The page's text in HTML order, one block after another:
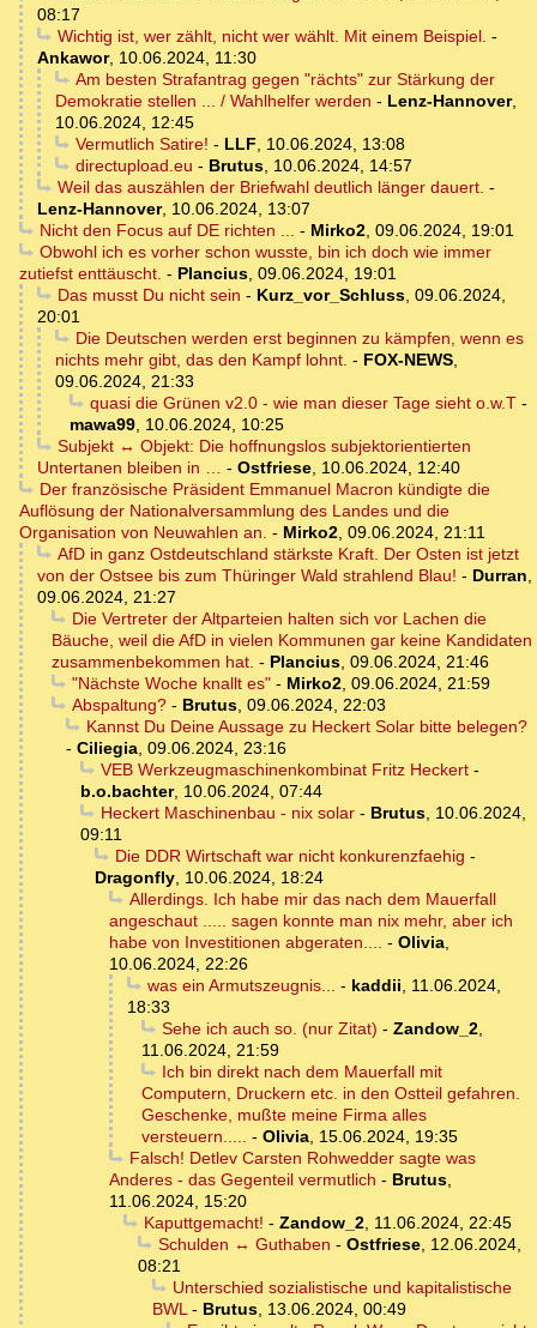
08:17
Wichtig ist, wer zählt, nicht wer wählt. Mit einem Beispiel. -
Ankawor, 10.06.2024, 11:30
Am besten Strafantrag gegen "rächts" zur Stärkung der
Demokratie stellen ... / Wahlhelfer werden - Lenz-Hannover,
10.06.2024, 12:45
Vermutlich Satire! - LLF, 10.06.2024, 13:08
directupload.eu - Brutus, 10.06.2024, 14:57
Weil das auszählen der Briefwahl deutlich länger dauert. -
Lenz-Hannover, 10.06.2024, 13:07
Nicht den Focus auf DE richten ... - Mirko2, 09.06.2024, 19:01
Obwohl ich es vorher schon wusste, bin ich doch wie immer
zutiefst enttäuscht. - Plancius, 09.06.2024, 19:01
Das musst Du nicht sein - Kurz_vor_Schluss, 09.06.2024,
20:01
Die Deutschen werden erst beginnen zu kämpfen, wenn es
nichts mehr gibt, das den Kampf lohnt. - FOX-NEWS,
09.06.2024, 21:33
quasi die Grünen v2.0 - wie man dieser Tage sieht o.w.T-
mawa99, 10.06.2024, 10:25
Subjekt ↔ Objekt: Die hoffnungslos subjektorientierten
Untertanen bleiben in … - Ostfriese, 10.06.2024, 12:40
Der französische Präsident Emmanuel Macron kündigte die
Auflösung der Nationalversammlung des Landes und die
Organisation von Neuwahlen an. - Mirko2, 09.06.2024, 21:11
AfD in ganz Ostdeutschland stärkste Kraft. Der Osten ist jetzt
von der Ostsee bis zum Thüringer Wald strahlend Blau! - Durran,
09.06.2024, 21:27
Die Vertreter der Altparteien halten sich vor Lachen die
Bäuche, weil die AfD in vielen Kommunen gar keine Kandidaten
zusammenbekommen hat. - Plancius, 09.06.2024, 21:46
"Nächste Woche knallt es"- Mirko2, 09.06.2024, 21:59
Abspaltung?- Brutus, 09.06.2024, 22:03
Kannst Du Deine Aussage zu Heckert Solar bitte belegen?
- Ciliegia, 09.06.2024, 23:16
VEB Werkzeugmaschinenkombinat Fritz Heckert-
b.o.bachter, 10.06.2024, 07:44
Heckert Maschinenbau - nix solar- Brutus, 10.06.2024,
09:11
Die DDR Wirtschaft war nicht konkurenzfaehig -
Dragonfly, 10.06.2024, 18:24
Allerdings. Ich habe mir das nach dem Mauerfall
angeschaut ..... sagen konnte man nix mehr, aber ich
habe von Investitionen abgeraten.... - Olivia,
10.06.2024, 22:26
was ein Armutszeugnis... - kaddii, 11.06.2024,
18:33
Sehe ich auch so. (nur Zitat) - Zandow_2,
11.06.2024, 21:59
Ich bin direkt nach dem Mauerfall mit
Computern, Druckern etc. in den Ostteil gefahren.
Geschenke, mußte meine Firma alles
versteuern..... - Olivia, 15.06.2024, 19:35
Falsch! Detlev Carsten Rohwedder sagte was
Anderes - das Gegenteil vermutlich - Brutus,
11.06.2024, 15:20
Kaputtgemacht! - Zandow_2, 11.06.2024, 22:45
Schulden ↔ Guthaben - Ostfriese, 12.06.2024,
08:21
Unterschied sozialistische und kapitalistische
BWL- Brutus, 13.06.2024, 00:49